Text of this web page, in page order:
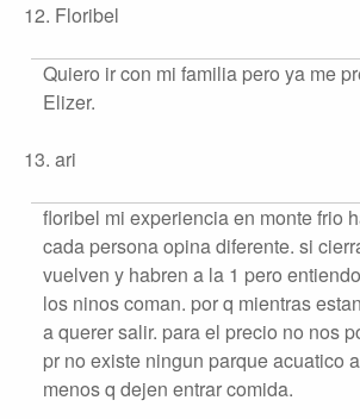
12. Floribel
Quiero ir con mi familia pero ya me
Elizer.
13. ari
floribel mi experiencia en monte frio
cada persona opina diferente. si
vuelven y habren a la 1 pero
los ninos coman. por q mientras
a querer salir. para el precio no nos
pr no existe ningun parque acuatico
menos q dejen entrar comida.